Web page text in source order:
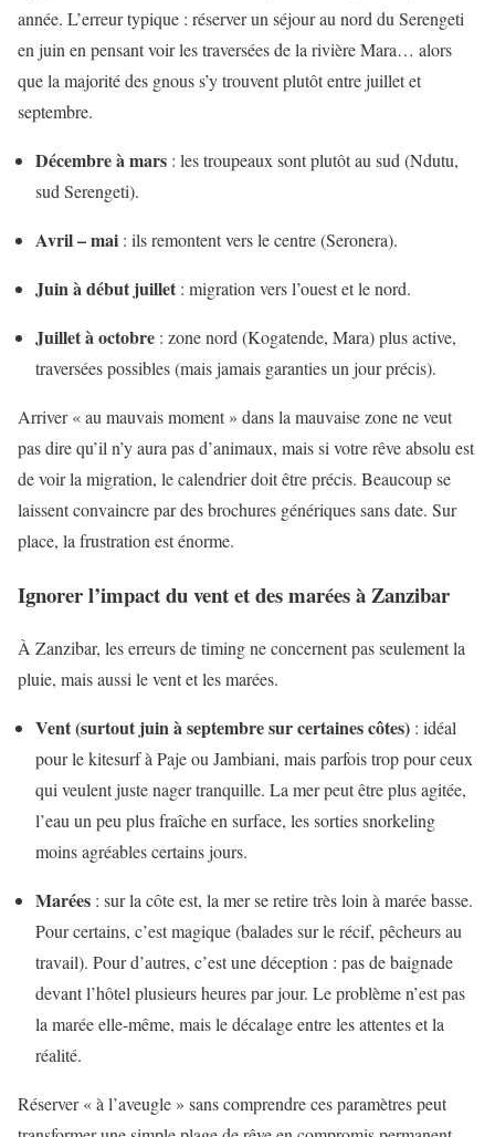
année. L’erreur typique : réserver un séjour au nord du Serengeti
en juin en pensant voir les traversées de la rivière Mara… alors
que la majorité des gnous s’y trouvent plutôt entre juillet et
septembre.
Décembre à mars : les troupeaux sont plutôt au sud (Ndutu,
sud Serengeti).
Avril – mai : ils remontent vers le centre (Seronera).
Juin à début juillet : migration vers l’ouest et le nord.
Juillet à octobre : zone nord (Kogatende, Mara) plus active,
traversées possibles (mais jamais garanties un jour précis).
Arriver « au mauvais moment » dans la mauvaise zone ne veut
pas dire qu’il n’y aura pas d’animaux, mais si votre rêve absolu est
de voir la migration, le calendrier doit être précis. Beaucoup se
laissent convaincre par des brochures génériques sans date. Sur
place, la frustration est énorme.
Ignorer l’impact du vent et des marées à Zanzibar
À Zanzibar, les erreurs de timing ne concernent pas seulement la
pluie, mais aussi le vent et les marées.
Vent (surtout juin à septembre sur certaines côtes) : idéal
pour le kitesurf à Paje ou Jambiani, mais parfois trop pour ceux
qui veulent juste nager tranquille. La mer peut être plus agitée,
l’eau un peu plus fraîche en surface, les sorties snorkeling
moins agréables certains jours.
Marées : sur la côte est, la mer se retire très loin à marée basse.
Pour certains, c’est magique (balades sur le récif, pêcheurs au
travail). Pour d’autres, c’est une déception : pas de baignade
devant l’hôtel plusieurs heures par jour. Le problème n’est pas
la marée elle-même, mais le décalage entre les attentes et la
réalité.
Réserver « à l’aveugle » sans comprendre ces paramètres peut